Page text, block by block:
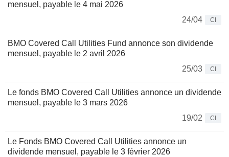
mensuel, payable le 4 mai 2026
24/04
CI
BMO Covered Call Utilities Fund annonce son dividende
mensuel, payable le 2 avril 2026
25/03
CI
Le fonds BMO Covered Call Utilities annonce un dividende
mensuel, payable le 3 mars 2026
19/02
CI
Le Fonds BMO Covered Call Utilities annonce un
dividende mensuel, payable le 3 février 2026